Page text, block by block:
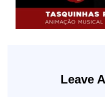
Leave